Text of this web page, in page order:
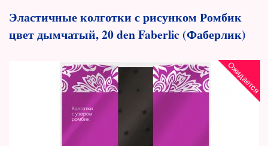
Эластичные колготки с рисунком Ромбик
цвет дымчатый, 20 den Faberlic (Фаберлик)
Ожидается